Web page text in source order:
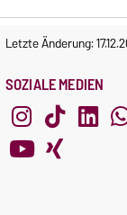
Letzte Änderung:
SOZIALE MEDIEN